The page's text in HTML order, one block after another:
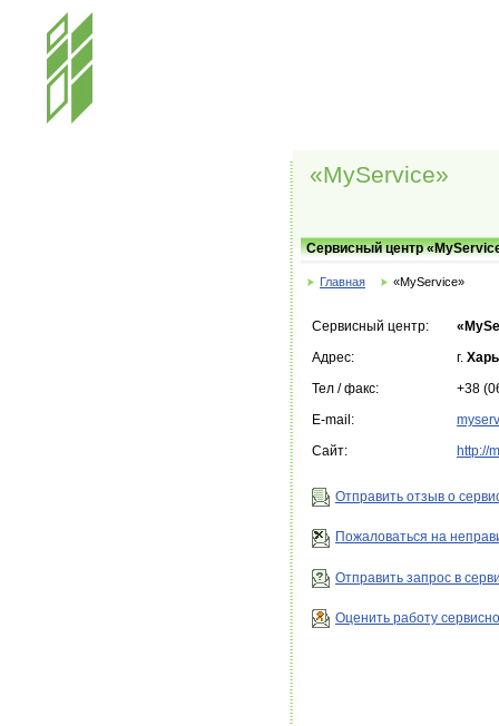
«MyService»
Сервисный центр
Главная «MyService»
Сервисный центр:
Адрес:
г.
Тел / факс:
+38
E-mail:
Сайт:
http://
Отправить отзыв о
Пожаловаться на
Отправить запрос в
Оценить работу